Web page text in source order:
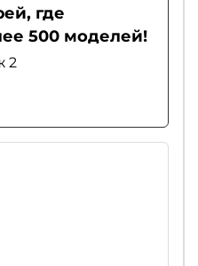
где
500 моделей!
2